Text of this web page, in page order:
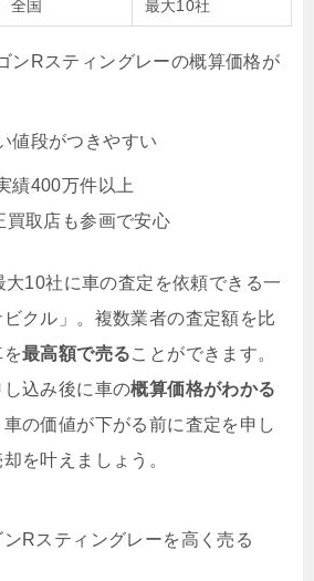
全国 最大10社
ンRスティングレーの概算価格が
値段がつきやすい
績400万件以上
買取店も参画で安心
10社に車の査定を依頼できる一
クル」。複数業者の査定額を比
最高額で売ることができます。
込み後に車の概算価格がわかる
の価値が下がる前に査定を申し
を叶えましょう。
Rスティングレーを高く売る